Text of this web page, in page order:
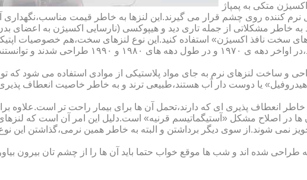
متکی به پمپاژ
نرم کننده روی چشم قرار می گیرند.این لنزها به خاطر قیمت
خاطر مشکلاتی از جمله تاری دید و هیپوکسی (نارسایی اکسیژن به اعضای
سخت نافذ اکسیژن» استفاده کنید.این نوع لنزهای سخت،هم خصوصیات
راحت تر هستند.در حقیقت این لنزها که از پلیمرهای نفوذپذیر به
و ساخت لنزهای نرم به جای مواد پلاستیکی از موادی استفاده می شود که
یا دوست دار آب هستند،طبیعی ترند و به خاطر خاصیت انعطاف
انعطاف پذیری ای که دارند،تحمل آن ها برای بیمار راحت تر است.علاوه
آن ها در اصلاح مشکل «آستیگماتیسم قرنیه» است.دلیل این امر آن است که
نمی شوند.از سوی دیگر برداشتن و البته به خاطر همین نرمی،گذاشتن این
شده اند و شب ها موقع خواب حتما باید آن ها را از چشم تان بیرون